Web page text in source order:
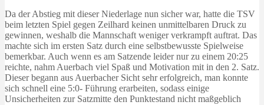
Da der Abstieg mit dieser Niederlage nun sicher war, hatte die TSV
beim letzten Spiel gegen Zeilhard keinen unmittelbaren Druck zu
gewinnen, weshalb die Mannschaft weniger verkrampft auftrat. Das
machte sich im ersten Satz durch eine selbstbewusste Spielweise
bemerkbar. Auch wenn es am Satzende leider nur zu einem 20:25
reichte, nahm Auerbach viel Spaß und Motivation mit in den 2. Satz.
Dieser begann aus Auerbacher Sicht sehr erfolgreich, man konnte
sich schnell eine 5:0- Führung erarbeiten, sodass einige
Unsicherheiten zur Satzmitte den Punktestand nicht maßgeblich